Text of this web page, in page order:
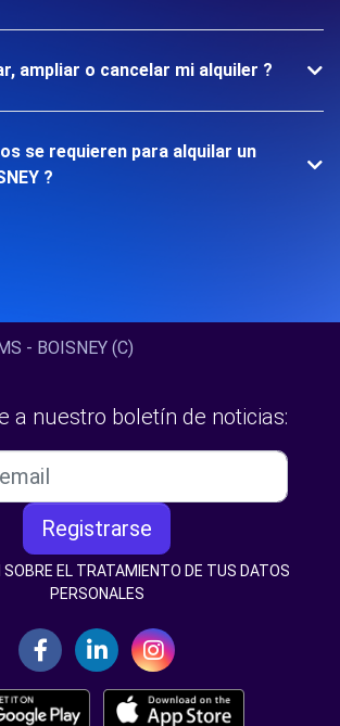
ampliar o cancelar mi alquiler ?
se requieren para alquilar un
?
- BOISNEY (C)
a nuestro boletín de noticias:
Registrarse
SOBRE EL TRATAMIENTO DE TUS DATOS
PERSONALES